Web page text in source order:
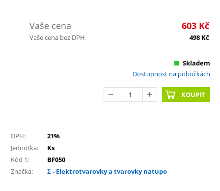
Vaše cena 603 Kč
Vaše cena bez DPH 498 Kč
Skladem
Dostupnost na pobočkách
KOUPIT
DPH:
21%
Jednotka:
Ks
Kód 1:
BF050
Značka:
Σ - Elektrotvarovky a tvarovky natupo